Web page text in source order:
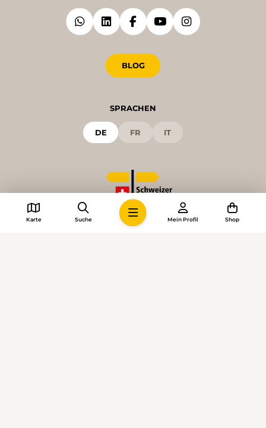
BLOG
SPRACHEN
DE FR IT
Karte Suche Mein Profil Shop